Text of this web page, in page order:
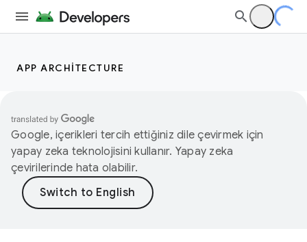
APP ARCHITECTURE
Google, içerikleri tercih ettiğiniz dile çevirmek için
yapay zeka teknolojisini kullanır. Yapay zeka
çevirilerinde hata olabilir.